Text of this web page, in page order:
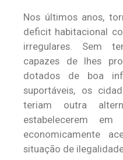
Nos últimos anos,
deficit habitacional
irregulares. Sem
capazes de lhes
dotados de boa
suportáveis, os
teriam outra
estabelecerem
economicamente
situação de